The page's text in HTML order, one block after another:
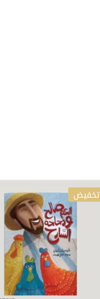
تخفيض